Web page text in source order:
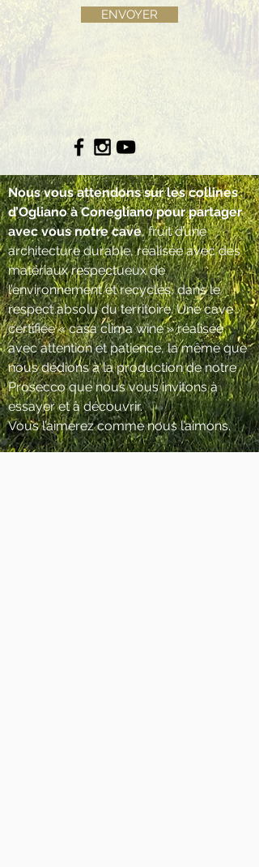
ENVOYER
Nous vous attendons sur les collines
d’Ogliano à Conegliano pour partager
avec vous notre cave, fruit d’une
architecture durable, réalisée avec des
matériaux respectueux de
l’environnement et recyclés, dans le
respect absolu du territoire. Une cave
certifiée « casa clima wine » réalisée
avec attention et patience, la même que
nous dédions à la production de notre
Prosecco que nous vous invitons à
essayer et à découvrir.
Vous l’aimerez comme nous l’aimons.